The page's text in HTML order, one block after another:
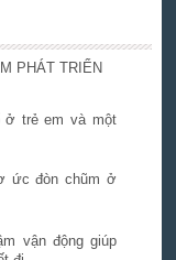
PHÁT TRIỂN
ở trẻ em và một
ức đòn chũm ở
vận động giúp